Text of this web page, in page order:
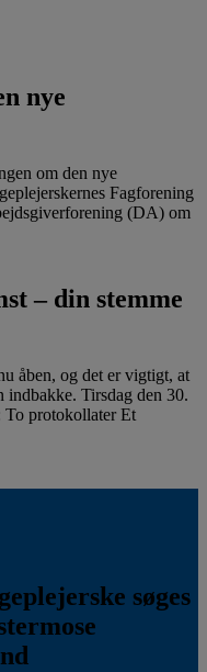
nye
om den nye
Fagforening
(DA) om
– din stemme
åben, og det er vigtigt, at
indbakke. Tirsdag den 30.
To protokollater Et
søges